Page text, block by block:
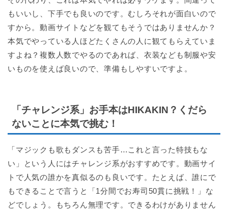
もいいし、下手でも良いのです。むしろそれが面白いので
すから。動画サイトなどを観てもそうではありませんか？
本気でやっている人ほどたくさんの人に観てもらえていま
すよね？複数人数でやるのであれば、衣装なども制服や安
いものを使えば良いので、準備もしやすいですよ。
「チャレンジ系」お手本はHIKAKIN？くだら
ないことに本気で挑む！
「マジックも歌もダンスも苦手…これと言った特技もな
い」という人にはチャレンジ系がおすすめです。動画サイ
トで人気の誰かを真似るのも良いです。たとえば、誰にで
もできることで言うと「1分間でお寿司50貫に挑戦！」な
どでしょう。もちろん無理です。できるわけがありません